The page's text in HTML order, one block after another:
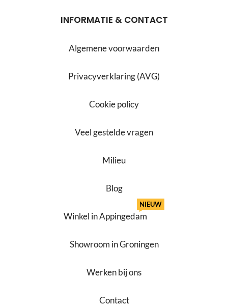
INFORMATIE & CONTACT
Algemene voorwaarden
Privacyverklaring (AVG)
Cookie policy
Veel gestelde vragen
Milieu
Blog
Winkel in Appingedam
NIEUW
Showroom in Groningen
Werken bij ons
Contact